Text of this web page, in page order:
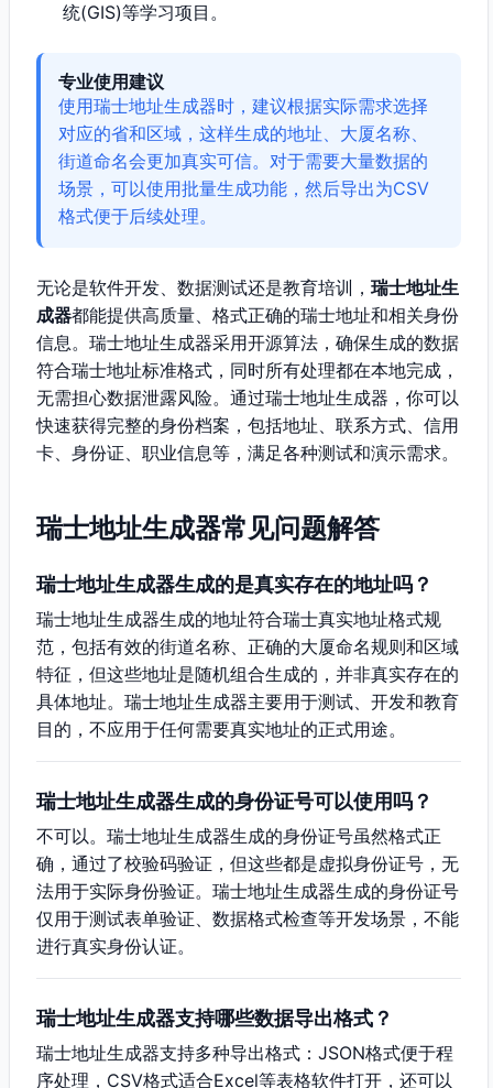
统(GIS)等学习项目。
专业使用建议
使用瑞士地址生成器时，建议根据实际需求选择
对应的省和区域，这样生成的地址、大厦名称、
街道命名会更加真实可信。对于需要大量数据的
场景，可以使用批量生成功能，然后导出为CSV
格式便于后续处理。
无论是软件开发、数据测试还是教育培训， 瑞士地址生
成器都能提供高质量、格式正确的瑞士地址和相关身份
信息。瑞士地址生成器采用开源算法，确保生成的数据
符合瑞士地址标准格式，同时所有处理都在本地完成，
无需担心数据泄露风险。通过瑞士地址生成器，你可以
快速获得完整的身份档案，包括地址、联系方式、信用
卡、身份证、职业信息等，满足各种测试和演示需求。
瑞士地址生成器常见问题解答
瑞士地址生成器生成的是真实存在的地址吗？
瑞士地址生成器生成的地址符合瑞士真实地址格式规
范，包括有效的街道名称、正确的大厦命名规则和区域
特征，但这些地址是随机组合生成的，并非真实存在的
具体地址。瑞士地址生成器主要用于测试、开发和教育
目的，不应用于任何需要真实地址的正式用途。
瑞士地址生成器生成的身份证号可以使用吗？
不可以。瑞士地址生成器生成的身份证号虽然格式正
确，通过了校验码验证，但这些都是虚拟身份证号，无
法用于实际身份验证。瑞士地址生成器生成的身份证号
仅用于测试表单验证、数据格式检查等开发场景，不能
进行真实身份认证。
瑞士地址生成器支持哪些数据导出格式？
瑞士地址生成器支持多种导出格式：JSON格式便于程
序处理，CSV格式适合Excel等表格软件打开，还可以